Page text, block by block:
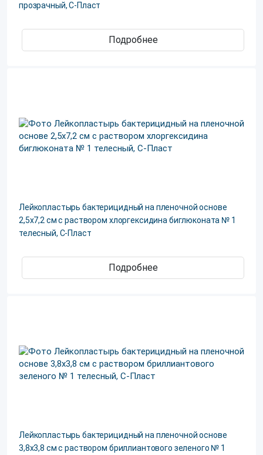
прозрачный, С-Пласт
Подробнее
Лейкопластырь бактерицидный на пленочной основе
2,5х7,2 см с раствором хлоргексидина биглюконата № 1
телесный, С-Пласт
Подробнее
Лейкопластырь бактерицидный на пленочной основе
3,8х3,8 см с раствором бриллиантового зеленого № 1